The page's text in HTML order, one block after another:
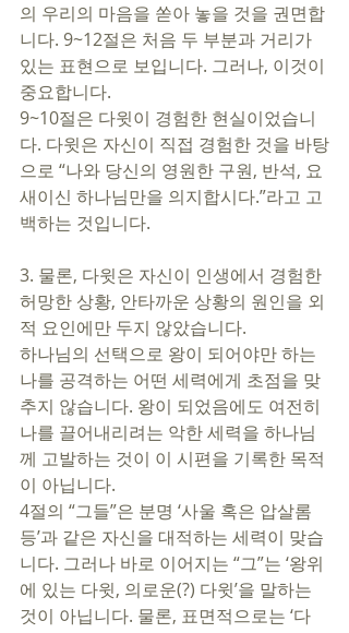
의 우리의 마음을 쏟아 놓을 것을 권면합
니다. 9~12절은 처음 두 부분과 거리가
있는 표현으로 보입니다. 그러나, 이것이
중요합니다.
9~10절은 다윗이 경험한 현실이었습니
다. 다윗은 자신이 직접 경험한 것을 바탕
으로 “나와 당신의 영원한 구원, 반석, 요
새이신 하나님만을 의지합시다.”라고 고
백하는 것입니다.
3. 물론, 다윗은 자신이 인생에서 경험한
허망한 상황, 안타까운 상황의 원인을 외
적 요인에만 두지 않았습니다.
하나님의 선택으로 왕이 되어야만 하는
나를 공격하는 어떤 세력에게 초점을 맞
추지 않습니다. 왕이 되었음에도 여전히
나를 끌어내리려는 악한 세력을 하나님
께 고발하는 것이 이 시편을 기록한 목적
이 아닙니다.
4절의 “그들”은 분명 ‘사울 혹은 압살롬
등’과 같은 자신을 대적하는 세력이 맞습
니다. 그러나 바로 이어지는 “그”는 ‘왕위
에 있는 다윗, 의로운(?) 다윗’을 말하는
것이 아닙니다. 물론, 표면적으로는 ‘다